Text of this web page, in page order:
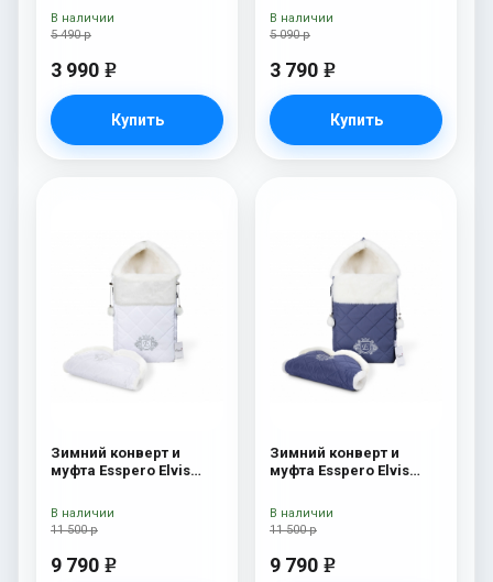
5 490 р
3 990 e
Купить
В наличии
5 090 р
3 790 e
Купить
В наличии
Зимний конверт и
муфта Esspero Elvis
Like
11 500 р
9 790 e
В наличии
Зимний конверт и
муфта Esspero Elvis
11 500 р
9 790 e
В наличии